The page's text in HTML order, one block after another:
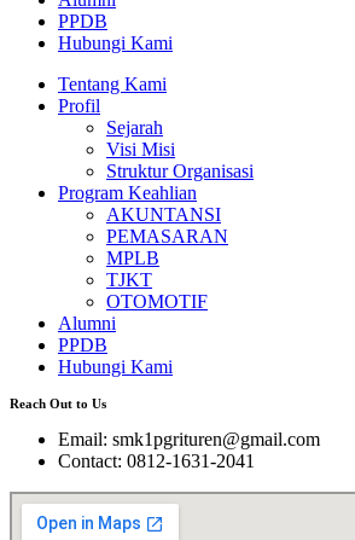
PPDB
Hubungi Kami
Tentang Kami
Profil
Sejarah
Visi Misi
Struktur Organisasi
Program Keahlian
AKUNTANSI
PEMASARAN
MPLB
TJKT
OTOMOTIF
Alumni
PPDB
Hubungi Kami
Reach Out to Us
Email: smk1pgrituren@gmail.com
Contact: 0812-1631-2041